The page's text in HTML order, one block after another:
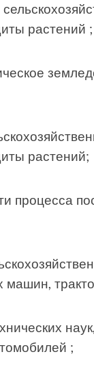
растений ;
растений;
процесса
;